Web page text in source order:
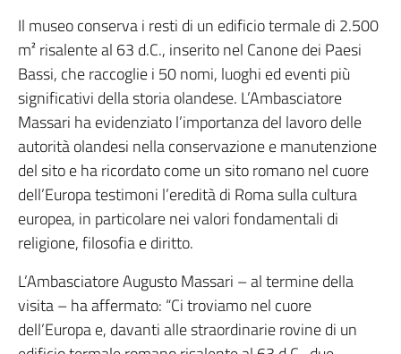
Il museo conserva i resti di un edificio termale di 2.500
m² risalente al 63 d.C., inserito nel Canone dei Paesi
Bassi, che raccoglie i 50 nomi, luoghi ed eventi più
significativi della storia olandese. L’Ambasciatore
Massari ha evidenziato l’importanza del lavoro delle
autorità olandesi nella conservazione e manutenzione
del sito e ha ricordato come un sito romano nel cuore
dell’Europa testimoni l’eredità di Roma sulla cultura
europea, in particolare nei valori fondamentali di
religione, filosofia e diritto.
L’Ambasciatore Augusto Massari – al termine della
visita – ha affermato: “Ci troviamo nel cuore
dell’Europa e, davanti alle straordinarie rovine di un